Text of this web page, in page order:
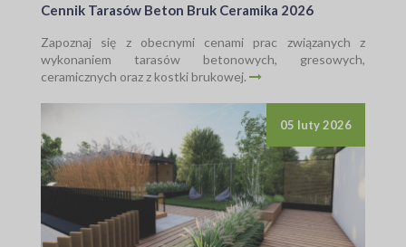
Cennik Tarasów Beton Bruk Ceramika 2026
Zapoznaj się z obecnymi cenami prac związanych z
wykonaniem tarasów betonowych, gresowych,
ceramicznych oraz z kostki brukowej.
05 luty 2026